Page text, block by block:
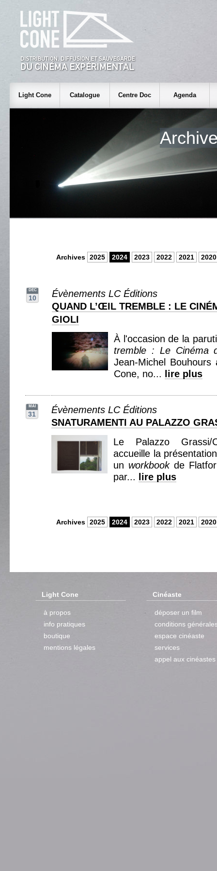
Light Cone Catalogue Centre Doc Agenda
Archives 2025 2024 2023 2022 2021 2020
DEC
10
Évènements LC Éditions
QUAND L’ŒIL TREMBLE : LE
GIOLI
À l'occasion de la
tremble : Le Cinéma
Jean-Michel Bouhours
Cone, no...
lire plus
MAI
31
Évènements LC Éditions
SNATURAMENTI AU PALAZZO
Le Palazzo Grassi/
accueille la
un workbookde
par...
lire plus
Archives 2025 2024 2023 2022 2021 2020
Light Cone
à propos
info pratiques
boutique
mentions légales
Cinéaste
déposer un film
conditions
espace cinéaste
services
appel aux cinéastes